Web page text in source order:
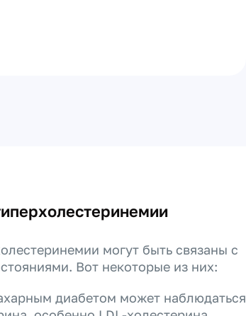
могут быть связаны с
Вот некоторые из них:
диабетом может наблюдаться